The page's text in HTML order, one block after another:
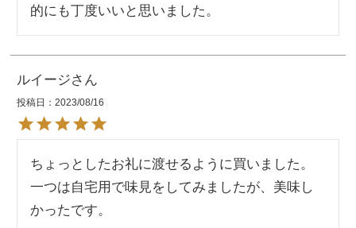
的にも丁度いいと思いました。
ルイージ
投稿日 2023/08/16
ちょっとしたお礼に渡せるように買いました。
一つは自宅用で味見をしてみましたが、美味し
かったです。